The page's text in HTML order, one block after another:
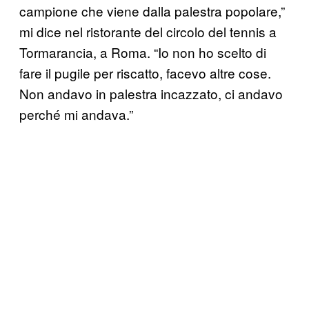
campione che viene dalla palestra popolare,”
mi dice nel ristorante del circolo del tennis a
Tormarancia, a Roma. “Io non ho scelto di
fare il pugile per riscatto, facevo altre cose.
Non andavo in palestra incazzato, ci andavo
perché mi andava.”